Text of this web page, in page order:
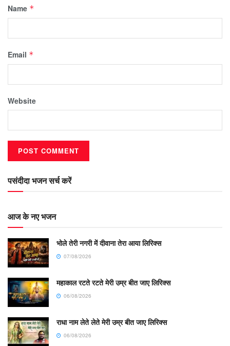
Name *
Email *
Website
पसंदीदा भजन सर्च करें
आज के नए भजन
भोले तेरी नगरी में दीवाना तेरा आया लिरिक्स
07/08/2026
महाकाल रटते रटते मेरी उम्र बीत जाए लिरिक्स
06/08/2026
राधा नाम लेते लेते मेरी उम्र बीत जाए लिरिक्स
06/08/2026